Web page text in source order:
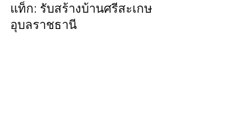
แท็ก: รับสร้างบ้านศรีสะเกษ
อุบลราชธานี